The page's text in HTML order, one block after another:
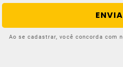
Ao se cadastrar, você concorda com